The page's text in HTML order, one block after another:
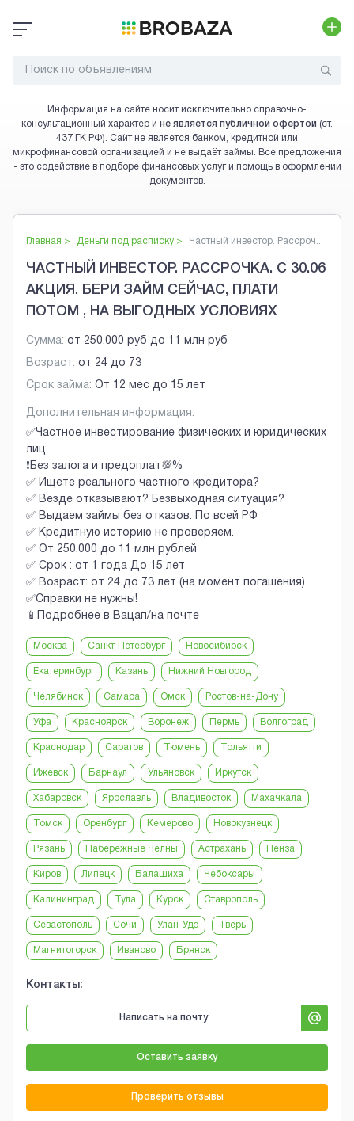
Информация на сайте носит исключительно справочно-
консультационный характер и не является публичной офертой (ст.
437 ГК РФ). Сайт не является банком, кредитной или
микрофинансовой организацией и не выдаёт займы. Все предложения
- это содействие в подборе финансовых услуг и помощь в оформлении
документов.
Главная > Деньги под расписку > Частный инвестор. Рассроч...
ЧАСТНЫЙ ИНВЕСТОР. РАССРОЧКА. С 30.06
АКЦИЯ. БЕРИ ЗАЙМ СЕЙЧАС, ПЛАТИ
ПОТОМ , НА ВЫГОДНЫХ УСЛОВИЯХ
Сумма: от 250.000 руб до 11 млн руб
Возраст: от 24 до 73
Срок займа: От 12 мес до 15 лет
Дополнительная информация:
✅Частное инвестирование физических и юридических
лиц.
❗Без залога и предоплат💯%
✅ Ищете реального частного кредитора?
✅ Везде отказывают? Безвыходная ситуация?
✅ Выдаем займы без отказов. По всей РФ
✅ Кредитную историю не проверяем.
✅ От 250.000 до 11 млн рублей
✅ Срок : от 1 года До 15 лет
✅ Возраст: от 24 до 73 лет (на момент погашения)
✅Справки не нужны!
📱Подробнее в Вацап/на почте
Москва Санкт-Петербург Новосибирск
Екатеринбург Казань Нижний Новгород
Челябинск Самара Омск Ростов-на-Дону
Уфа Красноярск Воронеж Пермь Волгоград
Краснодар Саратов Тюмень Тольятти
Ижевск Барнаул Ульяновск Иркутск
Хабаровск Ярославль Владивосток Махачкала
Томск Оренбург Кемерово Новокузнецк
Рязань Набережные Челны Астрахань Пенза
Киров Липецк Балашиха Чебоксары
Калининград Тула Курск Ставрополь
Севастополь Сочи Улан-Удэ Тверь
Магнитогорск Иваново Брянск
Контакты:
Написать на почту
Оставить заявку
Проверить отзывы